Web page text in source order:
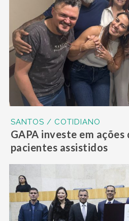
SANTOS / COTIDIANO
GAPA investe em
pacientes assistidos